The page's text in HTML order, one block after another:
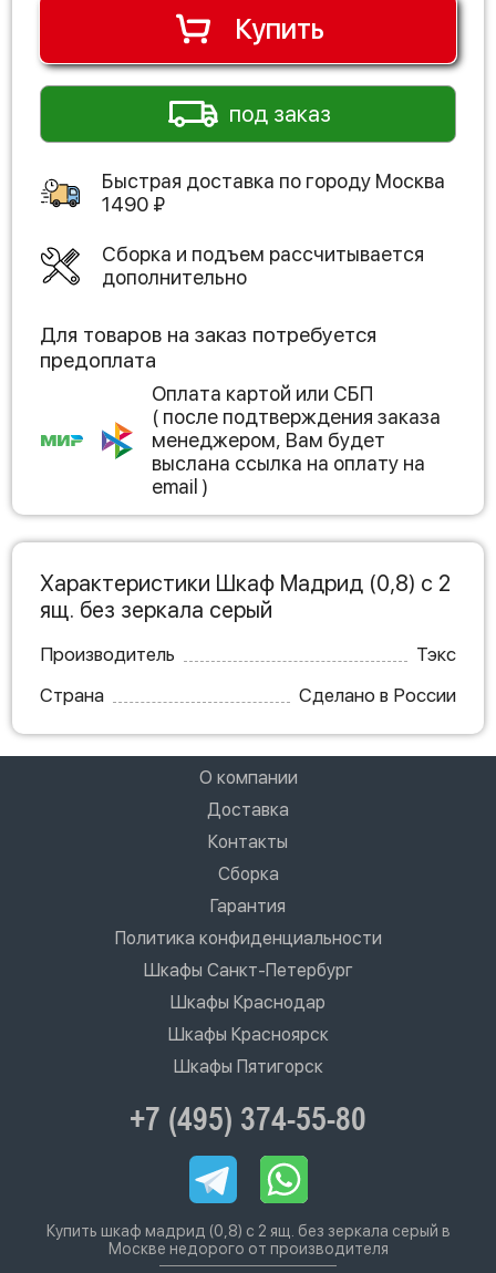
Купить
под заказ
Быстрая доставка по городу Москва
1490 ₽
Сборка и подъем рассчитывается
дополнительно
Для товаров на заказ потребуется
предоплата
Оплата картой или СБП
( после подтверждения заказа
менеджером, Вам будет
выслана ссылка на оплату на
email )
Характеристики Шкаф Мадрид (0,8) с 2
ящ. без зеркала серый
Производитель
Тэкс
Страна
Сделано в России
О компании
Доставка
Контакты
Сборка
Гарантия
Политика конфиденциальности
Шкафы Санкт-Петербург
Шкафы Краснодар
Шкафы Красноярск
Шкафы Пятигорск
+7 (495) 374-55-80
Купить шкаф мадрид (0,8) с 2 ящ. без зеркала серый в
Москве недорого от производителя